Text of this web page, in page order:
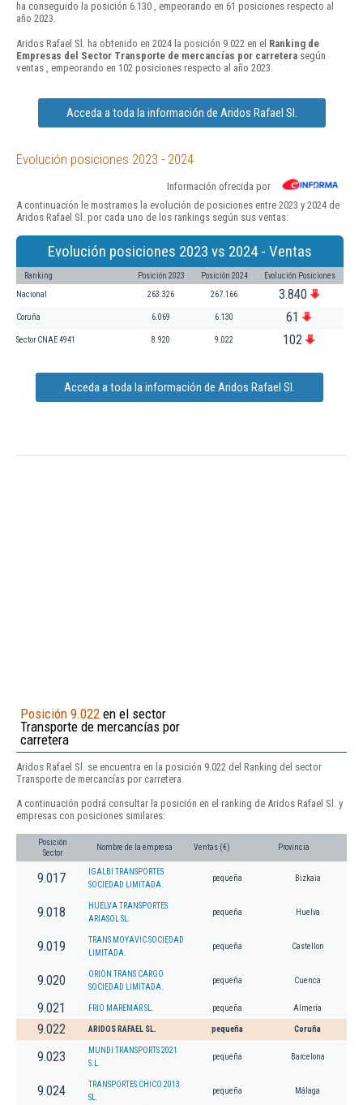
ha conseguido la posición 6.130 , empeorando en 61 posiciones respecto al
año 2023.
Aridos Rafael Sl. ha obtenido en 2024 la posición 9.022 en el Ranking de
Empresas del Sector Transporte de mercancías por carretera según
ventas , empeorando en 102 posiciones respecto al año 2023.
Acceda a toda la información de Aridos Rafael Sl.
Evolución posiciones 2023 - 2024
Información ofrecida por
A continuación le mostramos la evolución de posiciones entre 2023 y 2024 de
Aridos Rafael Sl. por cada uno de los rankings según sus ventas:
Evolución posiciones 2023 vs 2024 - Ventas
Ranking Posición 2023 Posición 2024 Evolución Posiciones
Nacional 263.326 267.166 3.840
Coruña 6.069 6.130 61
Sector CNAE 4941 8.920 9.022 102
Acceda a toda la información de Aridos Rafael Sl.
Posición 9.022 en el sector
Transporte de mercancías por
carretera
Aridos Rafael Sl. se encuentra en la posición 9.022 del Ranking del sector
Transporte de mercancías por carretera.
A continuación podrá consultar la posición en el ranking de Aridos Rafael Sl. y
empresas con posiciones similares:
Posición
Sector
Nombre de la empresa Ventas (€) Provincia
9.017
IGALBI TRANSPORTES
SOCIEDAD LIMITADA.
pequeña Bizkaia
9.018
HUELVA TRANSPORTES
ARIASOL SL.
pequeña Huelva
9.019
TRANS MOYAVIC SOCIEDAD
LIMITADA.
pequeña Castellon
9.020
ORION TRANS CARGO
SOCIEDAD LIMITADA.
pequeña Cuenca
9.021 FRIO MAREMAR SL. pequeña Almería
9.022 ARIDOS RAFAEL SL. pequeña Coruña
9.023
MUNDI TRANSPORTS 2021
S.L.
pequeña Barcelona
9.024
TRANSPORTES CHICO 2013
SL.
pequeña Málaga